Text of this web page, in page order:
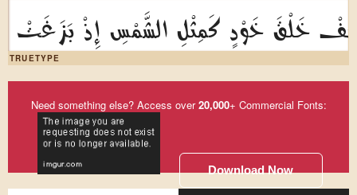
خَلْقَ خَوْدٍ كَمِثْلِ الشَّمْسِ إِذْ بَزَغَتْ
TRUETYPE
Need something else? Access over20,000+ Commercial Fonts:
Download Now